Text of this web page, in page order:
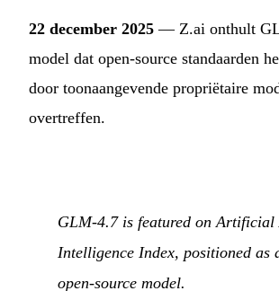
22 december 2025 — Z.ai onthult
model dat open-source standaarden
door toonaangevende propriëtaire
overtreffen.
GLM-4.7 is featured on Artificial
Intelligence Index, positioned as
open-source model.